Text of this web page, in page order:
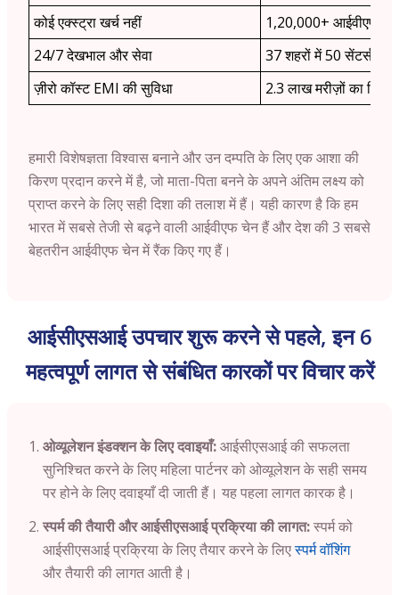
कोई एक्स्ट्रा खर्च नहीं
1,20,000+ आईवीएफ
24/7 देखभाल और सेवा
37 शहरों में 50 सेंटर्स
ज़ीरो कॉस्ट EMI की सुविधा
2.3 लाख मरीज़ों का
हमारी विशेषज्ञता विश्वास बनाने और उन दम्पति के लिए एक आशा की
किरण प्रदान करने में है, जो माता-पिता बनने के अपने अंतिम लक्ष्य को
प्राप्त करने के लिए सही दिशा की तलाश में हैं। यही कारण है कि हम
भारत में सबसे तेजी से बढ़ने वाली आईवीएफ चेन हैं और देश की 3 सबसे
बेहतरीन आईवीएफ चेन में रैंक किए गए हैं।
आईसीएसआई उपचार शुरू करने से पहले, इन 6
महत्वपूर्ण लागत से संबंधित कारकों पर विचार करें
ओव्यूलेशन इंडक्शन के लिए दवाइयाँ:आईसीएसआई की सफलता
सुनिश्चित करने के लिए महिला पार्टनर को ओव्यूलेशन के सही समय
पर होने के लिए दवाइयाँ दी जाती हैं। यह पहला लागत कारक है।
स्पर्म की तैयारी और आईसीएसआई प्रक्रिया की लागत:स्पर्म को
आईसीएसआई प्रक्रिया के लिए तैयार करने के लिएस्पर्म वॉशिंग
और तैयारी की लागत आती है।